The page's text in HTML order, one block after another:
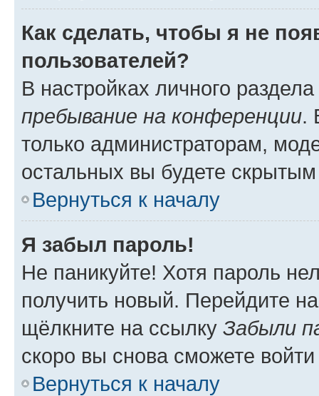
Как сделать, чтобы я не
пользователей?
В настройках личного
пребывание на конференции.
только администраторам,
остальных вы будете
Вернуться к началу
Я забыл пароль!
Не паникуйте! Хотя пароль
получить новый. Перейдите
щёлкните на ссылку Забыли
скоро вы снова сможете
Вернуться к началу